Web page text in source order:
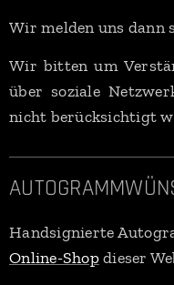
Wir melden uns dann
Wir bitten um
über soziale
nicht berücksichtigt
Handsignierte
Online-Shopdieser